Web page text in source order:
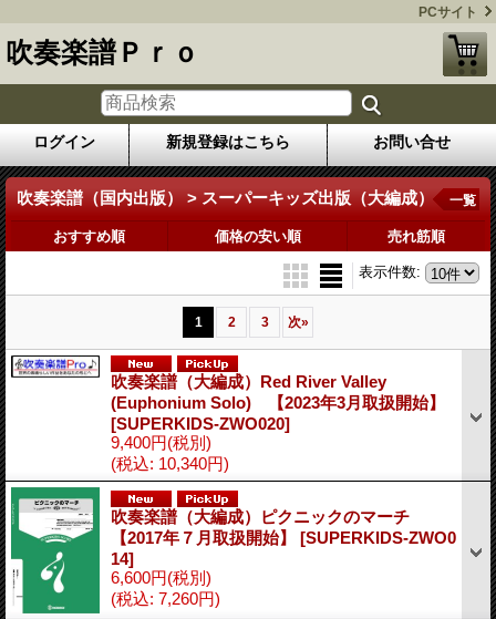
PCサイト
吹奏楽譜Ｐｒｏ
ログイン 新規登録はこちら お問い合せ
吹奏楽譜（国内出版） > スーパーキッズ出版（大編成） 一覧
おすすめ順 価格の安い順 売れ筋順
表示件数:
1 2 3 次»
吹奏楽譜（大編成）Red River Valley
(Euphonium Solo) 【2023年3月取扱開始】
[SUPERKIDS-ZWO020]
9,400円(税別)
(税込: 10,340円)
吹奏楽譜（大編成）ピクニックのマーチ
【2017年７月取扱開始】 [SUPERKIDS-ZWO0
14]
6,600円(税別)
(税込: 7,260円)